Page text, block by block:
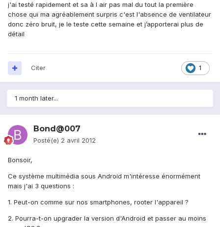
j'ai testé rapidement et sa à l air pas mal du tout la première
chose qui ma agréablement surpris c'est l'absence de ventilateur
donc zéro bruit, je le teste cette semaine et j’apporterai plus de
détail
1
Citer
1 month later...
Bond@007
Posté(e) 2 avril 2012
Bonsoir,
Ce système multimédia sous Android m'intéresse énormément
mais j'ai 3 questions :
1. Peut-on comme sur nos smartphones, rooter l'appareil ?
2. Pourra-t-on upgrader la version d'Android et passer au moins